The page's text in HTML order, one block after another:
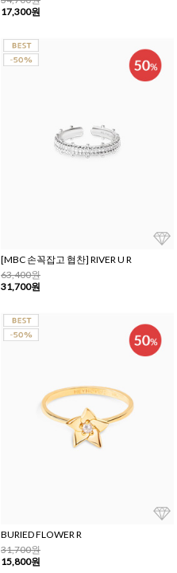
17,300원
[MBC 손꼭잡고 협찬] RIVER U R
63,400원
31,700원
BURIED FLOWER R
31,700원
15,800원